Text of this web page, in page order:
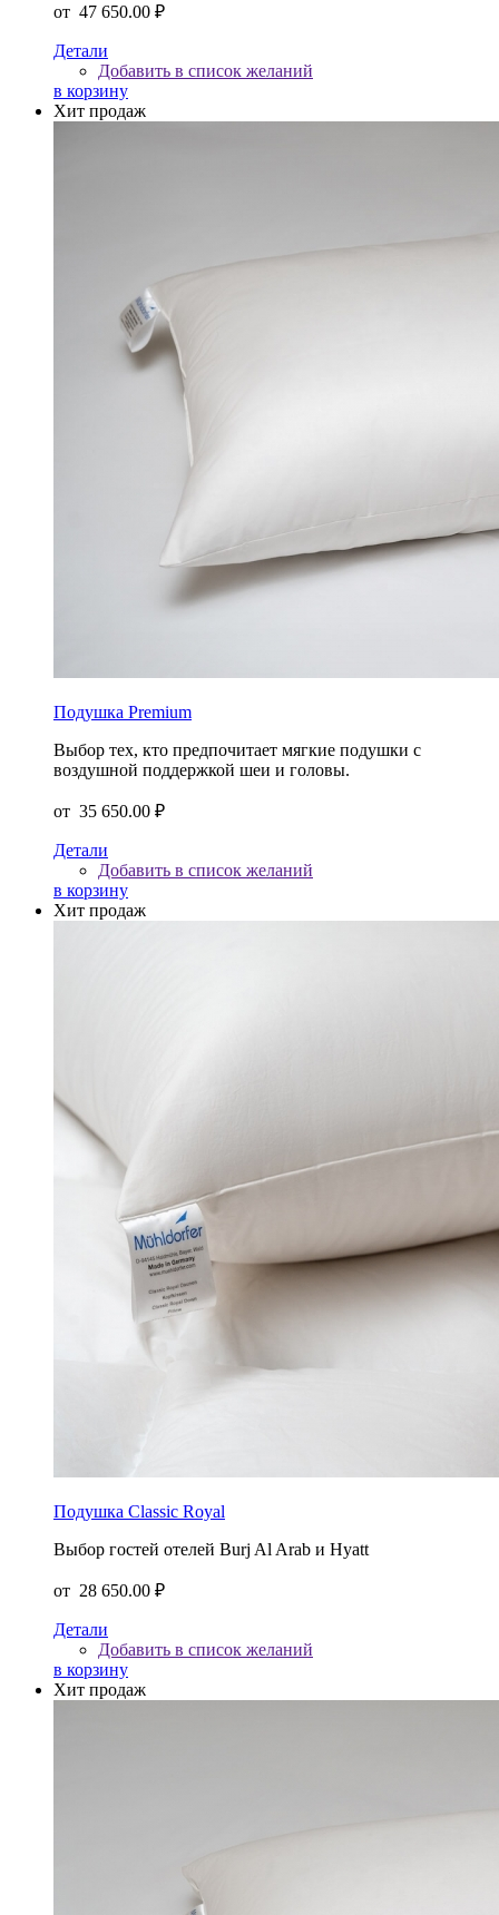
от 47 650.00 ₽
Детали
Добавить в список желаний
в корзину
Хит продаж
Подушка Premium
Выбор тех, кто предпочитает мягкие подушки c
воздушной поддержкой шеи и головы.
от 35 650.00 ₽
Детали
Добавить в список желаний
в корзину
Хит продаж
Подушка Classic Royal
Выбор гостей отелей Burj Al Arab и Hyatt
от 28 650.00 ₽
Детали
Добавить в список желаний
в корзину
Хит продаж